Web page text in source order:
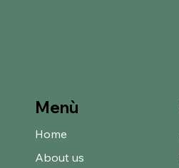
Menù
Home
About us